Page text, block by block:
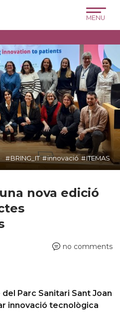
BRING_IT innovació ITEMAS
no comments
Parc Sanitari Sant Joan
innovació tecnològica